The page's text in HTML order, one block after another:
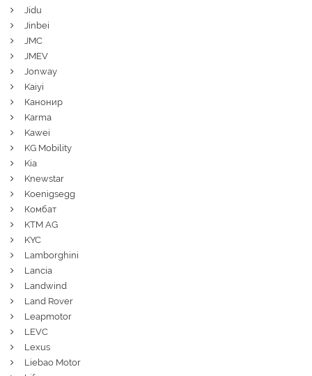
Jidu
Jinbei
JMC
JMEV
Jonway
Kaiyi
Канонир
Karma
Kawei
KG Mobility
Kia
Knewstar
Koenigsegg
Комбат
KTM AG
KYC
Lamborghini
Lancia
Landwind
Land Rover
Leapmotor
LEVC
Lexus
Liebao Motor